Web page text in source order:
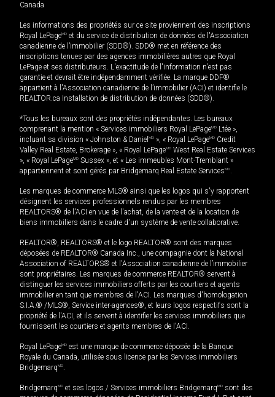
Canada
Les informations des propriétés sur ce site proviennent des inscriptions
Royal LePageMD et du service de distribution de données de l'Association
canadienne de l’immobilier (SDD®). SDD® met en référence des
inscriptions tenues par des agences immobilières autres que Royal
LePage et ses distributeurs. L'exactitude de l'information n'est pas
garantie et devrait être indépendamment vérifiée. La marque DDF®
appartient à l'Association canadienne de l’immobilier (ACI) et identifie le
REALTOR.ca Installation de distribution de données (SDD®).
*Tous les bureaux sont des propriétés indépendantes. Les bureaux
comprenant la mention « Services immobiliers Royal LePageMD Ltée »,
incluant sa division « Johnston & Daniel MD », « Royal LePageMD Credit
Valley Real Estate, Brokerage », « Royal LePageMD West Real Estate Services
», « Royal LePageMD Sussex », et « Les immeubles Mont-Tremblant »
appartiennent et sont gérés par Bridgemarq Real Estate ServicesMD.
Les marques de commerce MLS® ainsi que les logos qui s'y rapportent
désignent les services professionnels rendus par les membres
REALTORS® de l'ACI en vue de l'achat, de la vente et de la location de
biens immobiliers dans le cadre d'un système de vente collaborative.
REALTOR®, REALTORS® et le logo REALTOR® sont des marques
déposées de REALTOR® Canada Inc., une compagnie dont la National
Association of REALTORS® et l'Association canadienne de l’immobilier
sont propriétaires. Les marques de commerce REALTOR® servent à
distinguer les services immobiliers offerts par les courtiers et agents
immobilier en tant que membres de l'ACI. Les marques d'homologation
S.I.A.® /MLS®, Service inter-agences®, et leurs logos respectifs sont la
propriété de l'ACI, et ils servent à identifier les services immobiliers que
fournissent les courtiers et agents membres de l'ACI.
Royal LePageMD est une marque de commerce déposée de la Banque
Royale du Canada, utilisée sous licence par les Services immobiliers
BridgemarqMD.
BridgemarqMD et ses logos / Services immobiliers BridgemarqMD sont des